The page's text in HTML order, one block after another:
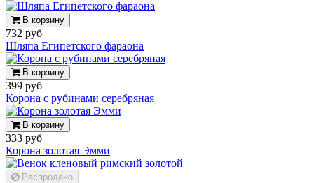
В корзину
732 руб
Шляпа Египетского фараона
В корзину
399 руб
Корона с рубинами серебряная
В корзину
333 руб
Корона золотая Эмми
Распродано